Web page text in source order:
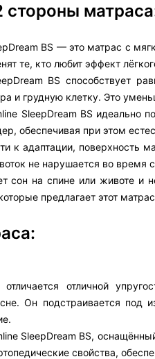
стороны
BS — это матрас с
те, кто любит эффект
BS способствует
и грудную клетку. Это
SleepDream BS идеально
обеспечивая при этом
к адаптации, поверхность
не нарушается во время
сон на спине или животе и
предлагает этот
отличной
Он подстраивается под
SleepDream BS,
свойства,